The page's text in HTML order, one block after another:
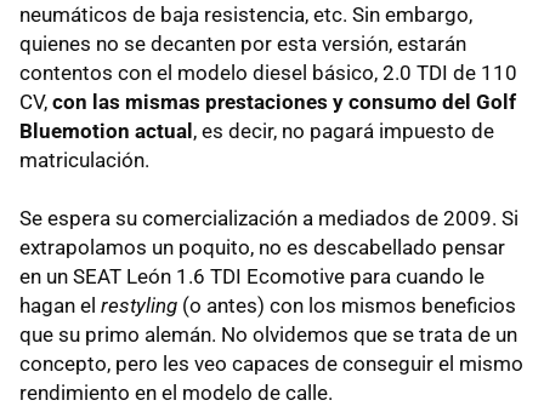
neumáticos de baja resistencia, etc. Sin embargo,
quienes no se decanten por esta versión, estarán
contentos con el modelo diesel básico, 2.0 TDI de 110
CV, con las mismas prestaciones y consumo del Golf
Bluemotion actual, es decir, no pagará impuesto de
matriculación.
Se espera su comercialización a mediados de 2009. Si
extrapolamos un poquito, no es descabellado pensar
en un SEAT León 1.6 TDI Ecomotive para cuando le
hagan el restyling (o antes) con los mismos beneficios
que su primo alemán. No olvidemos que se trata de un
concepto, pero les veo capaces de conseguir el mismo
rendimiento en el modelo de calle.